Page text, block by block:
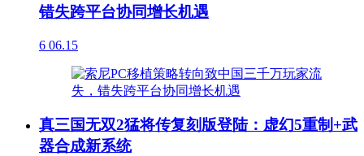
错失跨平台协同增长机遇
6 06.15
真三国无双2猛将传复刻版登陆：虚幻5重制+武
器合成新系统